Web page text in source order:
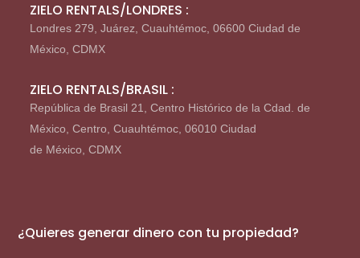
ZIELO RENTALS/LONDRES :
Londres 279, Juárez, Cuauhtémoc, 06600 Ciudad de
México, CDMX
ZIELO RENTALS/BRASIL :
República de Brasil 21, Centro Histórico de la Cdad. de
México, Centro, Cuauhtémoc, 06010 Ciudad
de México, CDMX
¿Quieres generar dinero con tu propiedad?